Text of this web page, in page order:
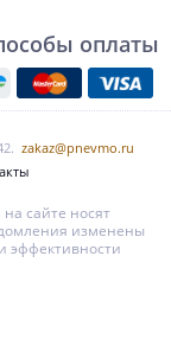
оплаты
zakaz@pnevmo.ru
сайте носят
изменены
эффективности